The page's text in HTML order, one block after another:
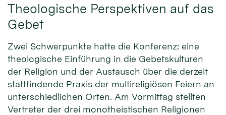
Theologische Perspektiven auf das
Gebet
Zwei Schwerpunkte hatte die Konferenz: eine
theologische Einführung in die Gebetskulturen
der Religion und der Austausch über die derzeit
stattfindende Praxis der multireligiösen Feiern an
unterschiedlichen Orten. Am Vormittag stellten
Vertreter der drei monotheistischen Religionen